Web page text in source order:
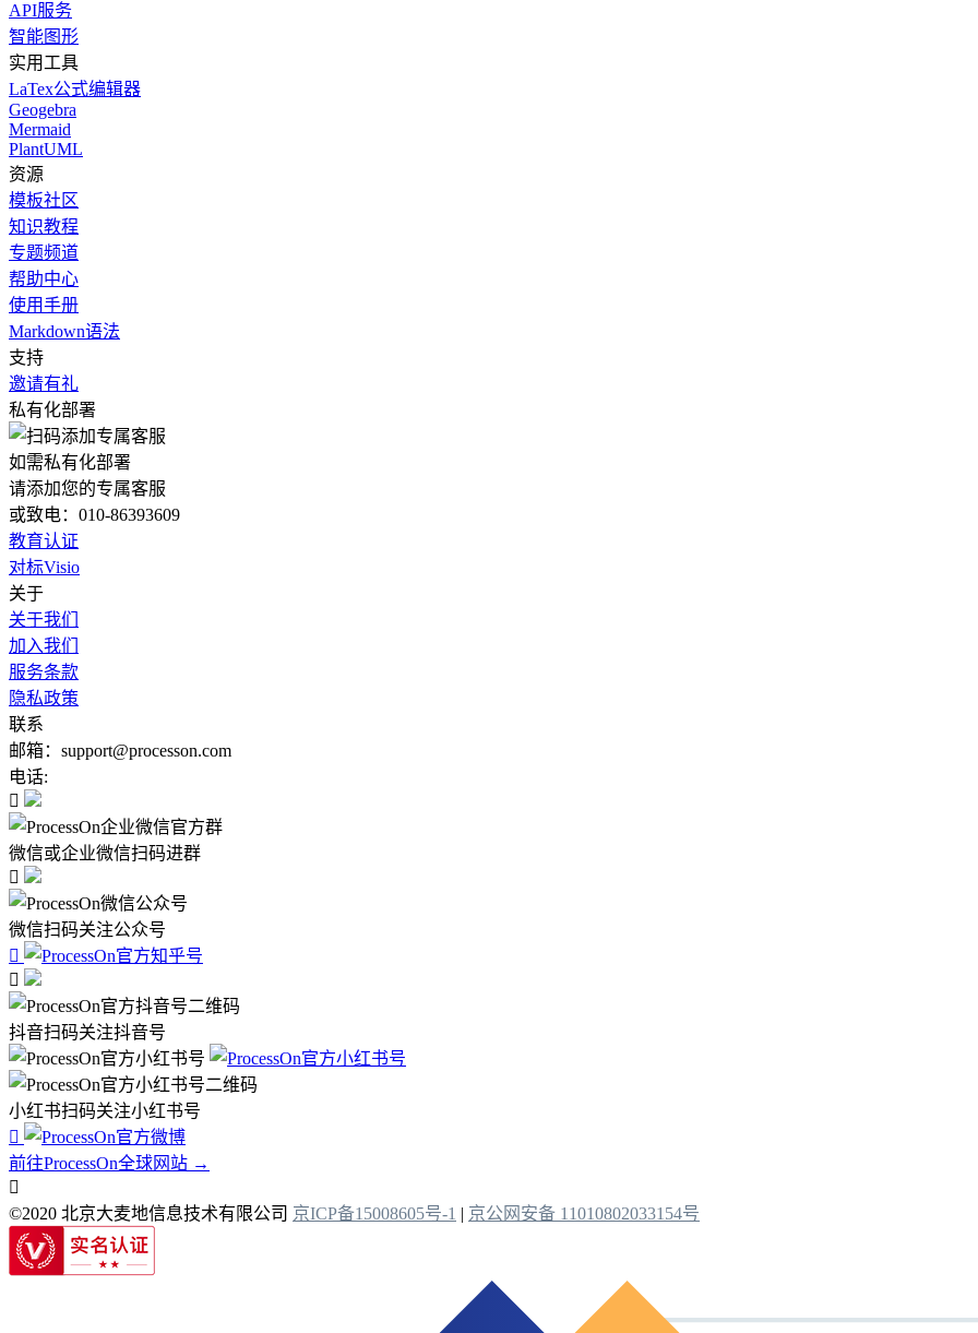
API服务
智能图形
实用工具
LaTex公式编辑器
Geogebra
Mermaid
PlantUML
资源
模板社区
知识教程
专题频道
帮助中心
使用手册
Markdown语法
支持
邀请有礼
私有化部署
如需私有化部署
请添加您的专属客服
或致电：010-86393609
教育认证
对标Visio
关于
关于我们
加入我们
服务条款
隐私政策
联系
邮箱：support@processon.com
电话:

微信或企业微信扫码进群

微信扫码关注公众号


抖音扫码关注抖音号
小红书扫码关注小红书号

前往ProcessOn全球网站 →

©2020 北京大麦地信息技术有限公司 京ICP备15008605号-1 | 京公网安备 11010802033154号